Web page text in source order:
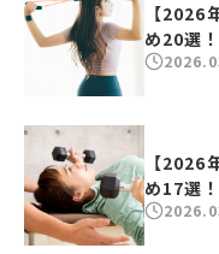
【2026
め20選
【2026
め17選